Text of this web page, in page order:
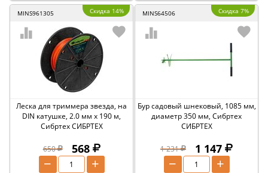
MINS961305 Скидка 14%
Леска для триммера звезда, на
DIN катушке, 2.0 мм х 190 м,
Сибртех СИБРТЕХ
650 568
+
−
MINS64506 Скидка 7%
Бур садовый шнековый, 1085 мм,
диаметр 350 мм, Сибртех
СИБРТЕХ
1 231 1 147
+
−